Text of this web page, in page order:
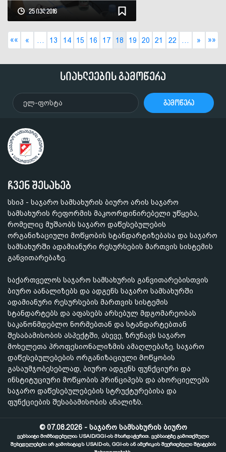
წარმომადგენელთათვის
25 ივლ 2016
«« « … 13 14 15 16 17 18 19 20 21 22 … » »»
სიახლეების გამოწერა
გამოწერა
ჩვენ შესახებ
სსიპ - საჯარო სამსახურის ბიურო არის საჯარო
სამსახურის რეფორმის მაკოორდინირებელი უწყება,
რომელიც მუშაობს საჯარო დაწესებულების
ორგანიზაციული მოწყობის სტანდარტიზებასა და საჯარო
სამსახურში ადამიანური რესურსების მართვის სისტემის
განვითარებაზე.
საქართველოს საჯარო სამსახურის განვითარებისთვის
ბიურო აანალიზებს და ადგენს საჯარო სამსახურში
ადამიანური რესურსების მართვის სისტემის
სტანდარტებს და აფასებს არსებულ მდგომარეობას
საკანონმდებლო ნორმებთან და სტანდარტებთან
შესაბამისობის ასპექტში, ასევე, ზრუნავს საჯარო
მოხელეთა პროფესიონალიზმის ამაღლებაზე. საჯარო
დაწესებულებების ორგანიზაციული მოწყობის
გასაუმჯობესებლად, ბიურო ადგენს ფუნქციური და
ინსტიტუციური მოწყობის პრინციპებს და ახორციელებს
საჯარო დაწესებულებების სტრუქტურებისა და
ფუნქციების შესაბამისობის ანალიზს.
© 07.08.2026 - საჯარო სამსახურის ბიურო
ვებსაიტი მომზადებულია USAID/GGI-ის მხარდაჭერით. ვებსაიტზე გამოთქმული
შეხედულებები არ გამოხატავს USAID-ის, GGI-ის ან ამერიკის შეერთებული შტატების